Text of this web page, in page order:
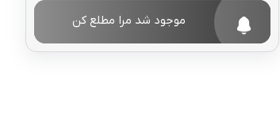
موجود شد مرا مطلع کن